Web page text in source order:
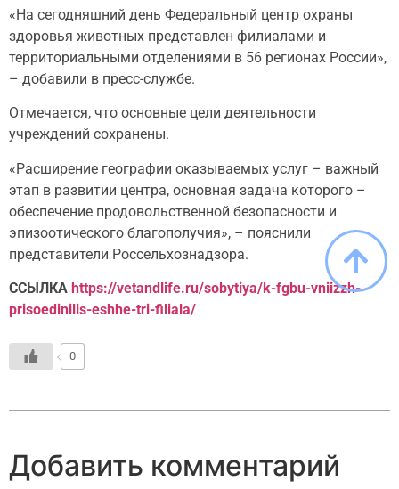
«На сегодняшний день Федеральный центр охраны
здоровья животных представлен филиалами и
территориальными отделениями в 56 регионах России»,
– добавили в пресс-службе.
Отмечается, что основные цели деятельности
учреждений сохранены.
«Расширение географии оказываемых услуг – важный
этап в развитии центра, основная задача которого –
обеспечение продовольственной безопасности и
эпизоотического благополучия», – пояснили
представители Россельхознадзора.
ССЫЛКА https://vetandlife.ru/sobytiya/k-fgbu-vniizzh-
prisoedinilis-eshhe-tri-filiala/
0
Добавить комментарий